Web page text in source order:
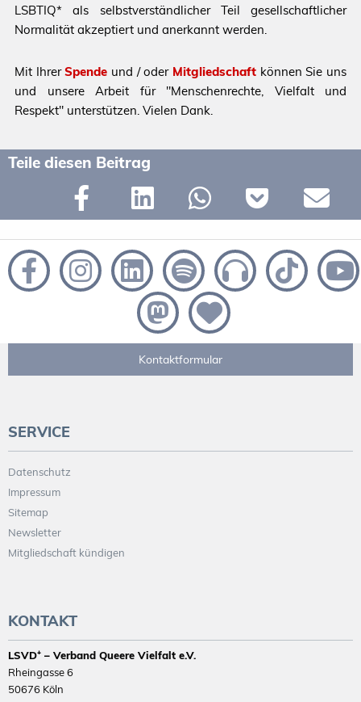
LSBTIQ* als selbstverständlicher Teil gesellschaftlicher
Normalität akzeptiert und anerkannt werden.
Mit IhrerSpende und / oder Mitgliedschaft können Sie uns
und unsere Arbeit für "Menschenrechte, Vielfalt und
Respekt" unterstützen. Vielen Dank.
Teile diesen Beitrag
Kontaktformular
SERVICE
Datenschutz
Impressum
Sitemap
Newsletter
Mitgliedschaft kündigen
KONTAKT
LSVD⁺ – Verband Queere Vielfalt e.V.
Rheingasse 6
50676 Köln